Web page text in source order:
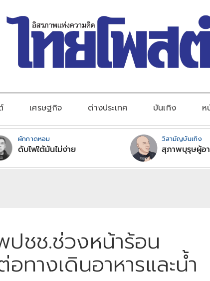
เศรษฐกิจ ต่างประเทศ บันเทิง ห
ผักกาดหอม
ดับไฟใต้มันไม่ง่าย
วิสามัญบันเทิง
สุภาพบุรุษผู้อา
ชช.ช่วงหน้าร้อน
ทางเดินอาหารและน้ำ